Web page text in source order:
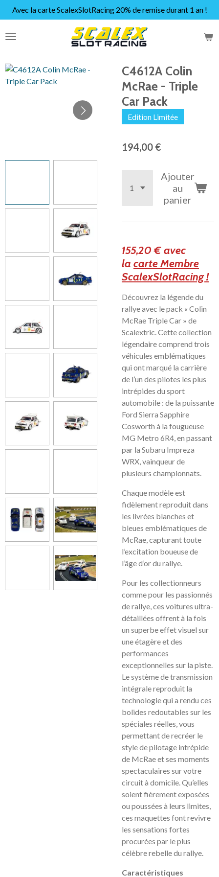
Passer
au
contenu
Avec la carte ScalexSlotRacing 20% de remise durant 1 an !
C4612A Colin
McRae - Triple
Car Pack
Edition Limitée
194,00 €
Ajouter
au
panier
155,20 € avec
la carte Membre
ScalexSlotRacing !
Découvrez la légende du
rallye avec le pack « Colin
McRae Triple Car » de
Scalextric. Cette collection
légendaire comprend trois
véhicules emblématiques
qui ont marqué la carrière
de l’un des pilotes les plus
intrépides du sport
automobile : de la puissante
Ford Sierra Sapphire
Cosworth à la fougueuse
MG Metro 6R4, en passant
par la Subaru Impreza
WRX, vainqueur de
plusieurs championnats.
Chaque modèle est
fidèlement reproduit dans
les livrées blanches et
bleues emblématiques de
McRae, capturant toute
l’excitation boueuse de
l’âge d’or du rallye.
Pour les collectionneurs
comme pour les passionnés
de rallye, ces voitures ultra-
détaillées offrent à la fois
un superbe effet visuel sur
une étagère et des
performances
exceptionnelles sur la piste.
Le système de transmission
intégrale reproduit la
technologie qui a rendu ces
bolides redoutables sur les
spéciales réelles, vous
permettant de recréer le
style de pilotage intrépide
de McRae et ses moments
spectaculaires sur votre
circuit à domicile. Qu’elles
soient fièrement exposées
ou poussées à leurs limites,
ces maquettes font revivre
les sensations fortes
procurées par le plus
célèbre rebelle du rallye.
Caractéristiques